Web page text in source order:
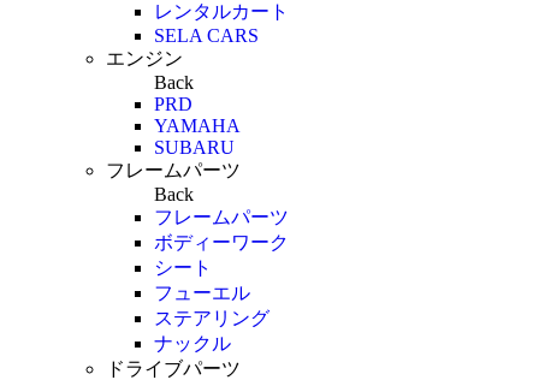
レンタルカート
SELA CARS
エンジン
Back
PRD
YAMAHA
SUBARU
フレームパーツ
Back
フレームパーツ
ボディーワーク
シート
フューエル
ステアリング
ナックル
ドライブパーツ